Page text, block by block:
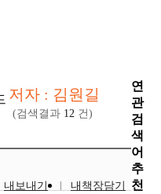
저자 : 김원길
(검색결과 12 건)
내보내기
내책장담기
연
관
검
색
어
추
천